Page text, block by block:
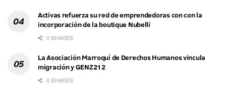
Activas refuerza su red de emprendedoras con con la
incorporación de la boutique Nubelli
0 SHARES
La Asociación Marroquí de Derechos Humanos vincula
migración y GENZ212
0 SHARES